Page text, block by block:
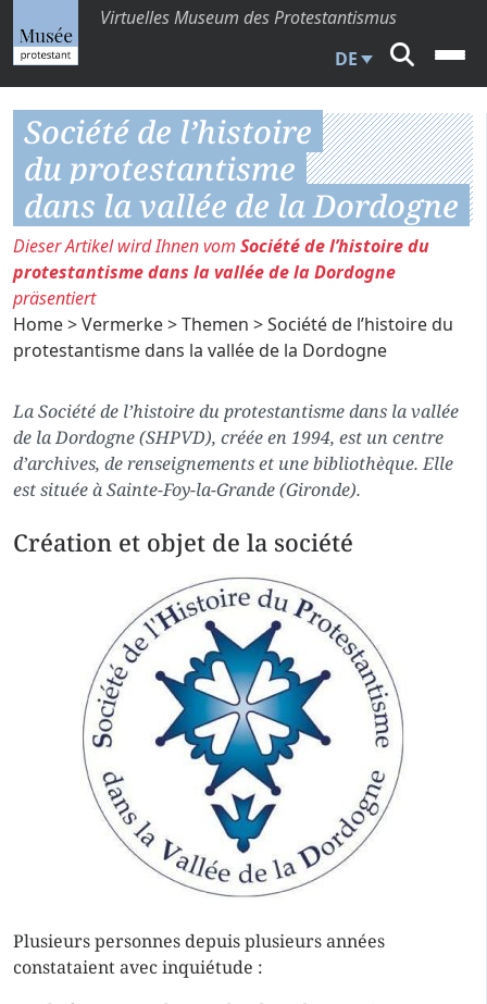
Virtuelles Museum des Protestantismus
DE
Société de l’histoire
du protestantisme
dans la vallée de la Dordogne
Dieser Artikel wird Ihnen vom Société de l’histoire du
protestantisme dans la vallée de la Dordogne
präsentiert
Home>Vermerke>Themen > Société de l’histoire du
protestantisme dans la vallée de la Dordogne
La Société de l’histoire du protestantisme dans la vallée
de la Dordogne (SHPVD), créée en 1994, est un centre
d’archives, de renseignements et une bibliothèque. Elle
est située à Sainte-Foy-la-Grande (Gironde).
Création et objet de la société
Plusieurs personnes depuis plusieurs années
constataient avec inquiétude :